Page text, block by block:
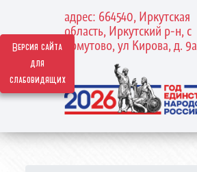
Версия сайта
для
слабовидящих
адрес: 664540, Иркутская
область, Иркутский р-н, с
Хомутово, ул Кирова, д. 9а